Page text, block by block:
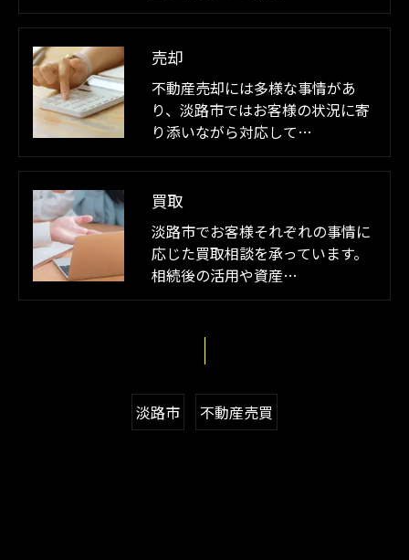
売却
不動産売却には多様な事情があ
り、淡路市ではお客様の状況に寄
り添いながら対応して…
買取
淡路市でお客様それぞれの事情に
応じた買取相談を承っています。
相続後の活用や資産…
淡路市 不動産売買